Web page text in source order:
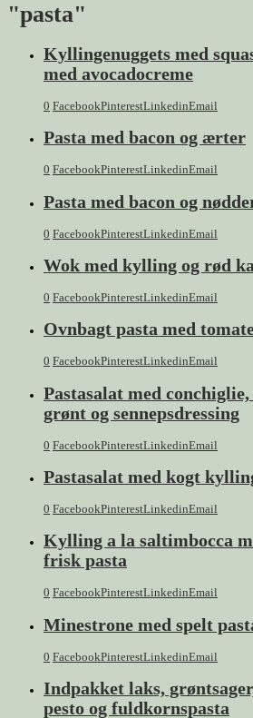
"pasta"
Kyllingenuggets med
med avocadocreme
0 FacebookPinterestLinkedinEmail
Pasta med bacon og ærter
0 FacebookPinterestLinkedinEmail
Pasta med bacon og
0 FacebookPinterestLinkedinEmail
Wok med kylling og rød
0 FacebookPinterestLinkedinEmail
Ovnbagt pasta med
0 FacebookPinterestLinkedinEmail
Pastasalat med
grønt og sennepsdressing
0 FacebookPinterestLinkedinEmail
Pastasalat med kogt
0 FacebookPinterestLinkedinEmail
Kylling a la saltimbocca
frisk pasta
0 FacebookPinterestLinkedinEmail
Minestrone med spelt
0 FacebookPinterestLinkedinEmail
Indpakket laks,
pesto og fuldkornspasta